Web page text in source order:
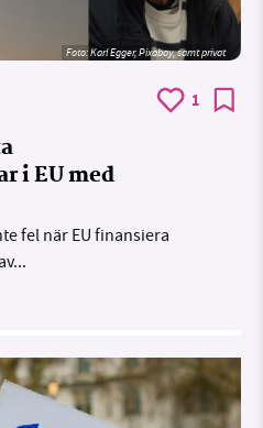
Foto:Karl Egger, Pixabay, samt privat
1
i EU med
fel när EU finansiera